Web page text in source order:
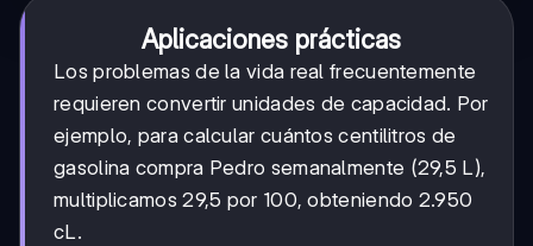
Aplicaciones prácticas
Los problemas de la vida real frecuentemente
requieren convertir unidades de capacidad. Por
ejemplo, para calcular cuántos centilitros de
gasolina compra Pedro semanalmente (29,5 L),
multiplicamos 29,5 por 100, obteniendo 2.950
cL.